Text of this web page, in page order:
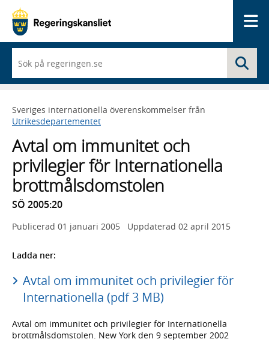
du
börjar
skriva
framträder
en
med
sökförslag
Sveriges internationella överenskommelser från
Utrikesdepartementet
Avtal om immunitet och
privilegier för Internationella
brottmålsdomstolen
SÖ 2005:20
Publicerad 01 januari 2005 Uppdaterad 02 april 2015
Ladda ner:
Avtal om immunitet och privilegier för
Internationella (pdf 3 MB)
Avtal om immunitet och privilegier för Internationella
brottmålsdomstolen. New York den 9 september 2002